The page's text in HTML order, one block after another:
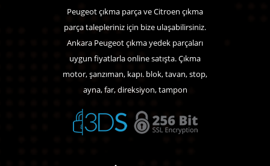
Peugeot çıkma parça ve Citroen çıkma
parça talepleriniz için bize ulaşabilirsiniz.
Ankara Peugeot çıkma yedek parçaları
uygun fiyatlarla online satışta. Çıkma
motor, şanzıman, kapı. blok, tavan, stop,
ayna, far, direksiyon, tampon